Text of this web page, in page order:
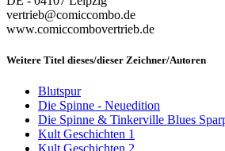
vertrieb@comiccombo.de
www.comiccombovertrieb.de
Weitere Titel dieses/dieser Zeichner/Autoren
Blutspur
Die Spinne - Neuedition
Die Spinne & Tinkerville Blues
Kult Geschichten 1
Kult Geschichten 2